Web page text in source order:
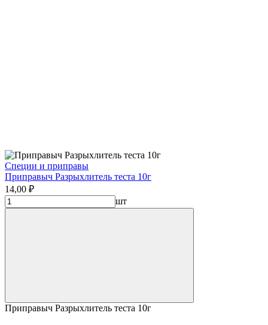
Специи и приправы
Приправыч Разрыхлитель теста 10г
14,00 ₽
шт
Приправыч Разрыхлитель теста 10г